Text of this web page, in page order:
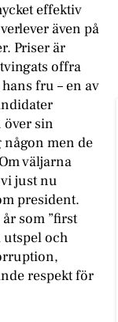
effektiv
även på
Priser är
offra
fru – en av
över sin
men de
väljarna
just nu
president.
som ”first
utspel och
respekt för